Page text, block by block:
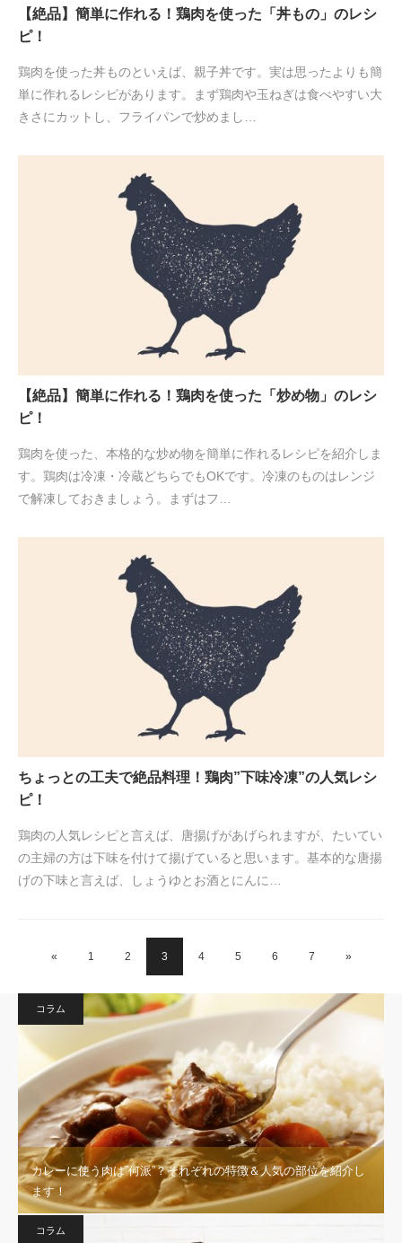
【絶品】簡単に作れる！鶏肉を使った「丼もの」のレシ
ピ！
鶏肉を使った丼ものといえば、親子丼です。実は思ったよりも簡
単に作れるレシピがあります。まず鶏肉や玉ねぎは食べやすい大
きさにカットし、フライパンで炒めまし…
【絶品】簡単に作れる！鶏肉を使った「炒め物」のレシ
ピ！
鶏肉を使った、本格的な炒め物を簡単に作れるレシピを紹介しま
す。鶏肉は冷凍・冷蔵どちらでもOKです。冷凍のものはレンジ
で解凍しておきましょう。まずはフ…
ちょっとの工夫で絶品料理！鶏肉”下味冷凍”の人気レシ
ピ！
鶏肉の人気レシピと言えば、唐揚げがあげられますが、たいてい
の主婦の方は下味を付けて揚げていると思います。基本的な唐揚
げの下味と言えば、しょうゆとお酒とにんに…
« 1 2 3 4 5 6 7 »
コラム
カレーに使う肉は”何派”？それぞれの特徴＆人気の部位を紹介し
ます！
コラム